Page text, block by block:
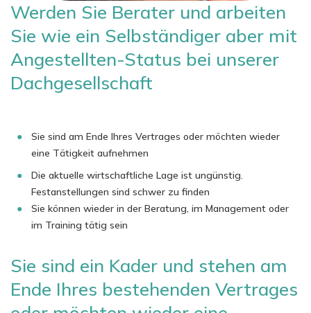
Werden Sie Berater und arbeiten
Sie wie ein Selbständiger aber mit
Angestellten-Status bei unserer
Dachgesellschaft
Sie sind am Ende Ihres Vertrages oder möchten wieder
eine Tätigkeit aufnehmen
Die aktuelle wirtschaftliche Lage ist ungünstig.
Festanstellungen sind schwer zu finden
Sie können wieder in der Beratung, im Management oder
im Training tätig sein
Sie sind ein Kader und stehen am
Ende Ihres bestehenden Vertrages